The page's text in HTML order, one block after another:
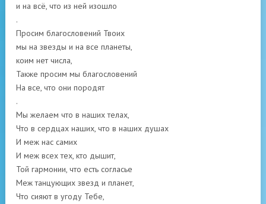
и на всё, что из ней изошло
.
Просим благословений Твоих
мы на звезды и на все планеты,
коим нет числа,
Также просим мы благословений
На все, что они породят
.
Мы желаем что в наших телах,
Что в сердцах наших, что в наших душах
И меж нас самих
И меж всех тех, кто дышит,
Той гармонии, что есть согласье
Меж танцующих звезд и планет,
Что сияют в угоду Тебе,